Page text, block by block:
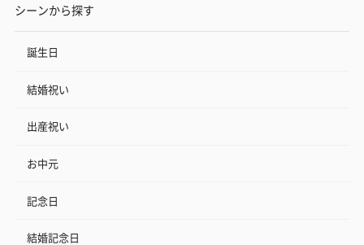
シーンから探す
誕生日
結婚祝い
出産祝い
お中元
記念日
結婚記念日